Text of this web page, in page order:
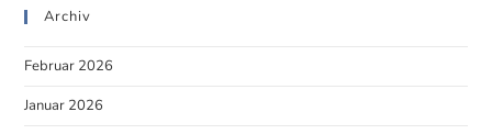
Archiv
Februar 2026
Januar 2026